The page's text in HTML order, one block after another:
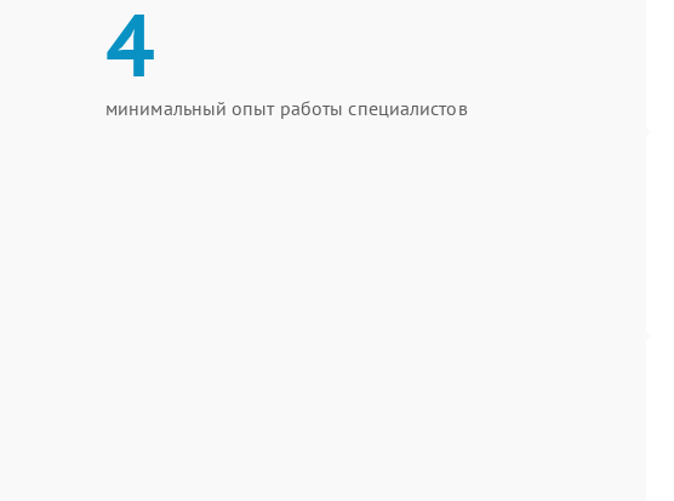
4
минимальный опыт работы специалистов